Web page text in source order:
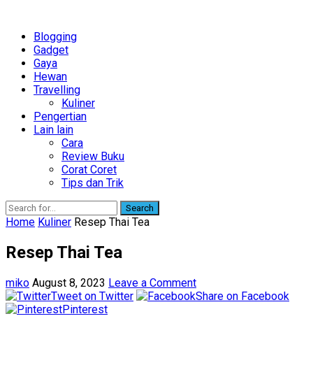
Blogging
Gadget
Gaya
Hewan
Travelling
Kuliner
Pengertian
Lain lain
Cara
Review Buku
Corat Coret
Tips dan Trik
Search
Home Kuliner Resep Thai Tea
Resep Thai Tea
miko August 8, 2023 Leave a Comment
Tweet on Twitter
Share on Facebook
Pinterest